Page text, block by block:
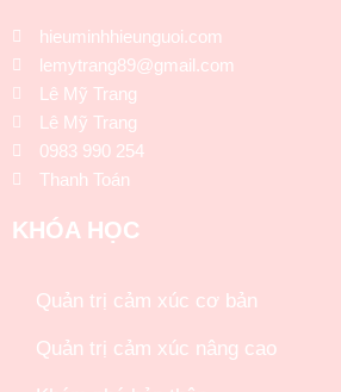
hieuminhhieunguoi.com
lemytrang89@gmail.com
Lê Mỹ Trang
Lê Mỹ Trang
0983 990 254
Thanh Toán
KHÓA HỌC
Quản trị cảm xúc cơ bản
Quản trị cảm xúc nâng cao